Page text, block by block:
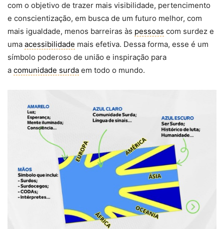
com o objetivo de trazer mais visibilidade, pertencimento
e conscientização, em busca de um futuro melhor, com
mais igualdade, menos barreiras às pessoas com surdez e
uma acessibilidade mais efetiva. Dessa forma, esse é um
símbolo poderoso de união e inspiração para
a comunidade surda em todo o mundo.